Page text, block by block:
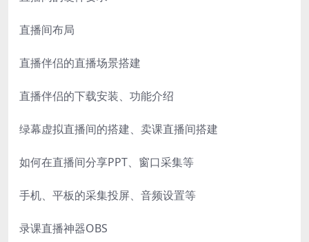
直播间布局
直播伴侣的直播场景搭建
直播伴侣的下载安装、功能介绍
绿幕虚拟直播间的搭建、卖课直播间搭建
如何在直播间分享PPT、窗口采集等
手机、平板的采集投屏、音频设置等
录课直播神器OBS